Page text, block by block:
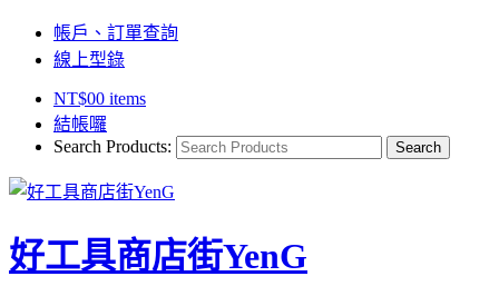
帳戶、訂單查詢
線上型錄
NT$00 items
結帳囉
Search Products:
好工具商店街YenG